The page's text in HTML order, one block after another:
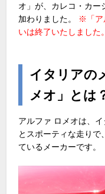
オ」が、カレコ・カー
加わりました。
※「ア
いは終了いたしました。
イタリアの
メオ」とは
アルファ ロメオは、
とスポーティな走りで
ているメーカーです。